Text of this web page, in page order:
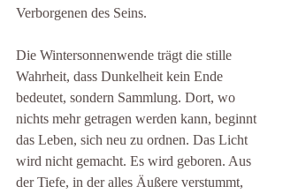
Verborgenen des Seins.
Die Wintersonnenwende trägt die stille
Wahrheit, dass Dunkelheit kein Ende
bedeutet, sondern Sammlung. Dort, wo
nichts mehr getragen werden kann, beginnt
das Leben, sich neu zu ordnen. Das Licht
wird nicht gemacht. Es wird geboren. Aus
der Tiefe, in der alles Äußere verstummt,